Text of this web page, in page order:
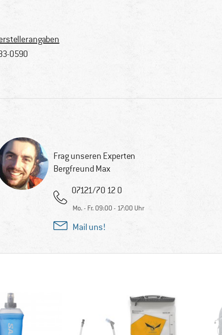
0590
Frag unseren Experten
Bergfreund Max
07121/70 12 0
Mo. - Fr. 09:00 - 17:00 Uhr
Mail uns!